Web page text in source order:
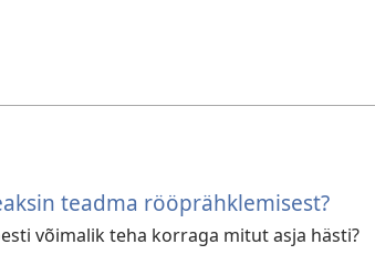
teadma rööprähklemisest?
võimalik teha korraga mitut asja hästi?